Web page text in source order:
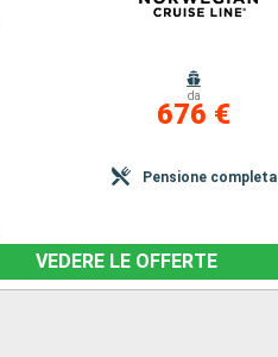
da
676 €
Pensione completa
VEDERE LE OFFERTE